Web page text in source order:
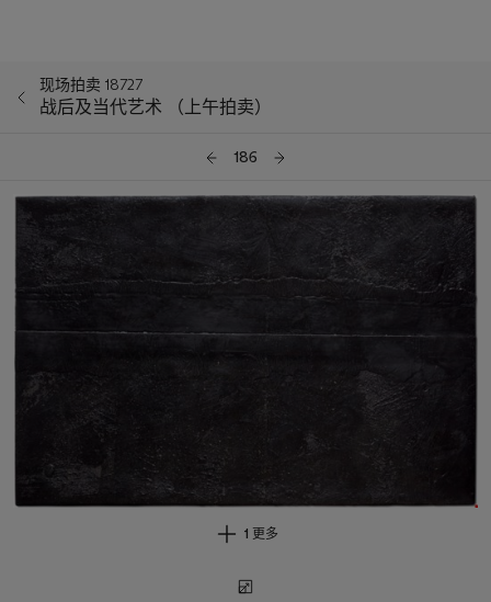
现场拍卖 18727
战后及当代艺术 （上午拍卖）
186
1 更多